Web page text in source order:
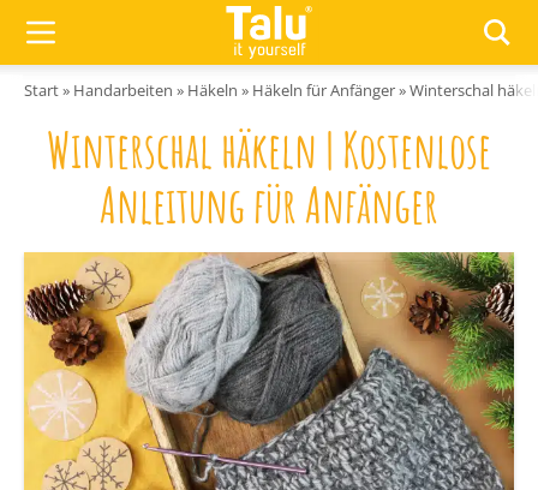
Start» Handarbeiten » Häkeln » Häkeln für Anfänger»Winterschal
Winterschal häkeln | Kostenlose
Anleitung für Anfänger